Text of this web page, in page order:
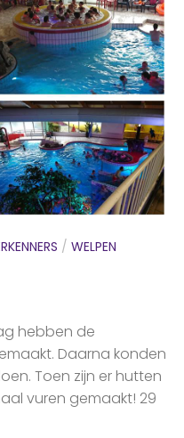
/ WELPEN
hebben de
Daarna konden
Toen zijn er hutten
vuren gemaakt! 29